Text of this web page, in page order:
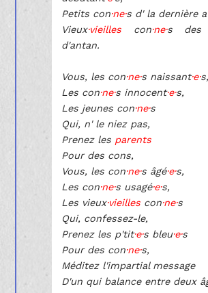
Petits con·ne·s d' la dernière
Vieux·vieillescon·ne·s des
d'antan.
Vous, les con·ne·s naissant·e·s,
Les con·ne·s innocent·e·s,
Les jeunes con·ne·s
Qui, n' le niez pas,
Prenez les parents
Pour des cons,
Vous, les con·ne·s âgé·e·s,
Les con·ne·s usagé·e·s,
Les vieux·vieillescon·ne·s
Qui, confessez-le,
Prenez les p'tit·e·s bleu·e·s
Pour des con·ne·s,
Méditez l'impartial message
D'un qui balance entre deux